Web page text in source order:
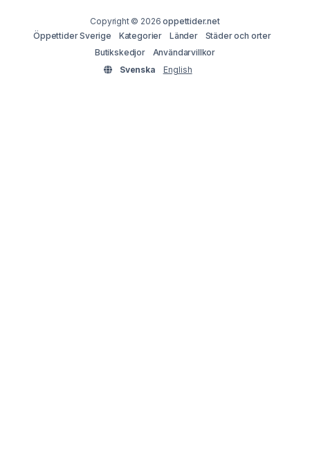
Copyright © 2026oppettider.net
Öppettider Sverige
Kategorier Länder
Städer och orter
Butikskedjor
Användarvillkor
Svenska
English